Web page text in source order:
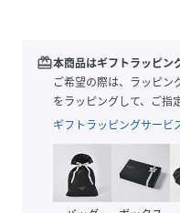
その他2つ折り財布、小
コンパクトな荷物でお出
です。
※付属のショルダースト
■スタイリング
シンプルなスタイリング
華やかなスタイリングは
redeem本商品はギフトラッピン
ご希望の際は、ラッピン
をラッピングして、ご指
ギフトラッピングサービ